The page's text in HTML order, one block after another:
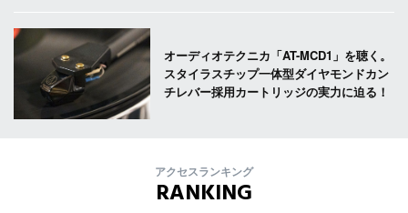
オーディオテクニカ「AT-MCD1」を聴く。
スタイラスチップ一体型ダイヤモンドカン
チレバー採用カートリッジの実力に迫る！
アクセスランキング
RANKING